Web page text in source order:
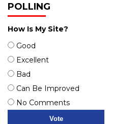
POLLING
How Is My Site?
Good
Excellent
Bad
Can Be Improved
No Comments